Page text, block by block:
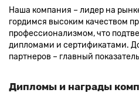
Наша компания – лидер на
гордимся высоким качеством
профессионализмом, что
дипломами и сертификатами.
партнеров – главный
Дипломы и награды